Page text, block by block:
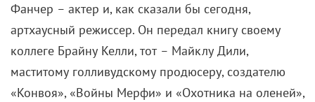
Фанчер – актер и, как сказали бы сегодня,
артхаусный режиссер. Он передал книгу своему
коллеге Брайну Келли, тот – Майклу Дили,
маститому голливудскому продюсеру, создателю
«Конвоя», «Войны Мерфи» и «Охотника на оленей»,